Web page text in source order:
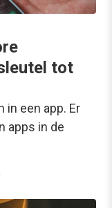
tot
in een app. Er
apps in de